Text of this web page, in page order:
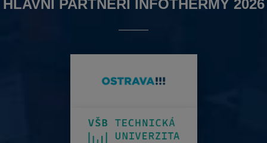
HLAVNÍ PARTNEŘI INFOTHERMY 2026